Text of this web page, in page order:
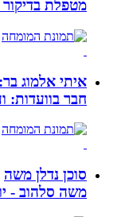
מטפלת בדיקור
איתי אלמוג בר:
חבר בוועדות:
סוכן נדלן משה
משה סלהוב -